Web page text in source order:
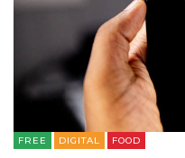
FREE DIGITAL FOOD